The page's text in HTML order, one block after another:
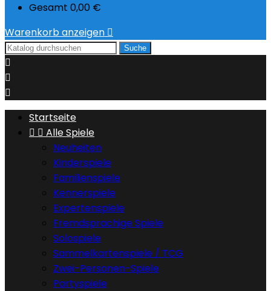
Gesamt 0,00 €
Warenkorb anzeigen 
Suche



Startseite
  Alle Spiele
Neuheiten
Kinderspiele
Familienspiele
Kennerspiele
Expertenspiele
Fremdsprachige Spiele
Solospiele
Sammelkartenspiele / TCG
Zwei-Personen-Spiele
Partyspiele